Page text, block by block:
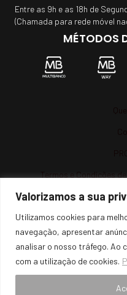
Valorizamos a sua
Utilizamos cookies para
navegação, apresentar
analisar o nosso tráfego. Ao
com a utilização de cookies.
Entre as 9h e as 18h de
(Chamada para rede móvel
MÉTODOS
Termos e Condições
Política